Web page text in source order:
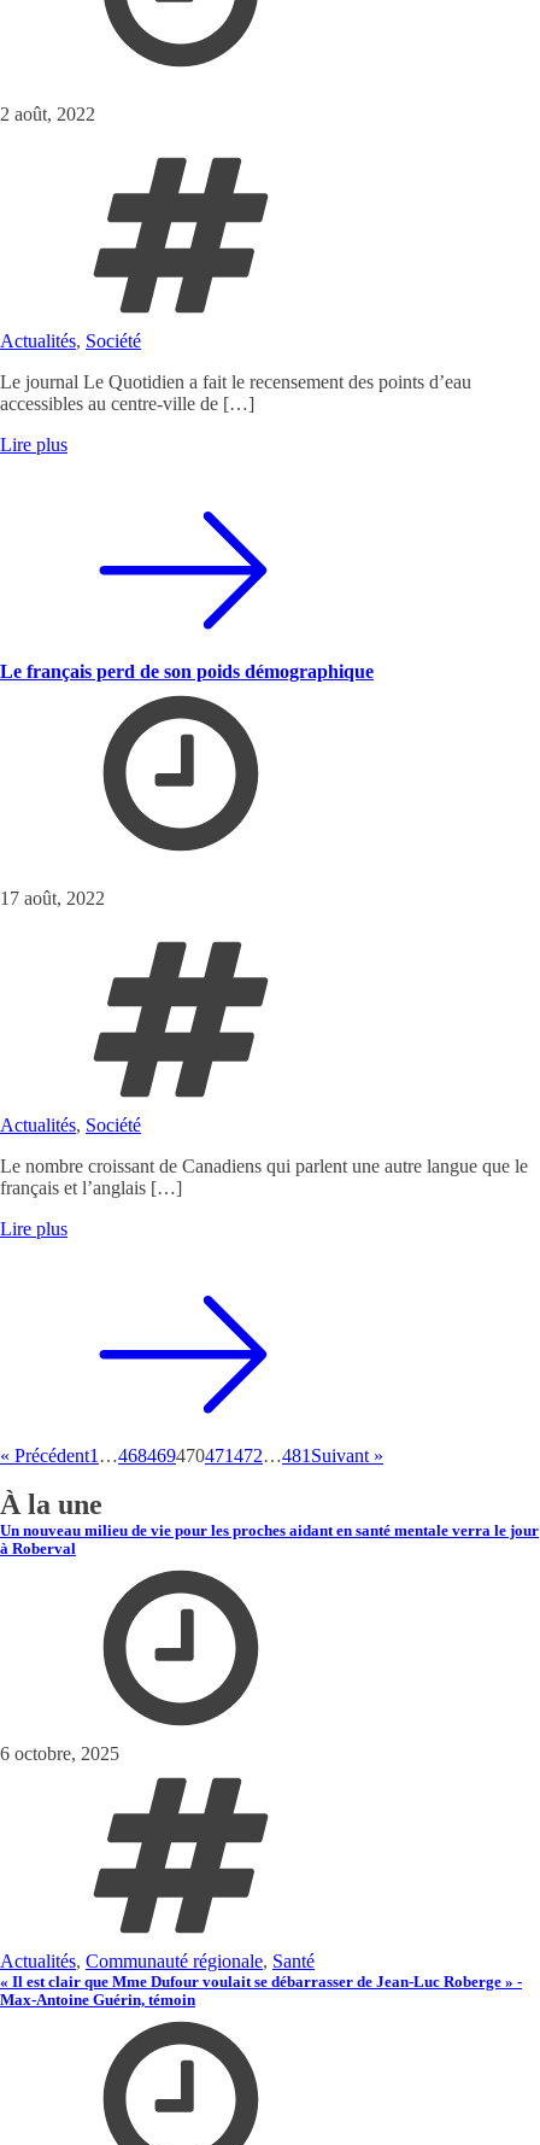
2 août, 2022
Actualités, Société
Le journal Le Quotidien a fait le recensement des points d’eau
accessibles au centre-ville de […]
Lire plus
Le français perd de son poids démographique
17 août, 2022
Actualités, Société
Le nombre croissant de Canadiens qui parlent une autre langue que le
français et l’anglais […]
Lire plus
« Précédent1 …468469470471472…481 Suivant »
À la une
Un nouveau milieu de vie pour les proches aidant en santé mentale verra le jour
à Roberval
6 octobre, 2025
Actualités, Communauté régionale, Santé
« Il est clair que Mme Dufour voulait se débarrasser de Jean-Luc Roberge » -
Max-Antoine Guérin, témoin